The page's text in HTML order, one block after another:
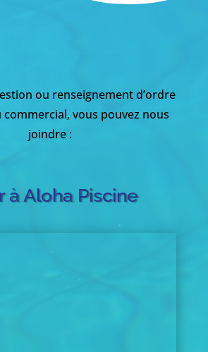
ou renseignement d’ordre
vous pouvez nous
joindre :
à Aloha Piscine